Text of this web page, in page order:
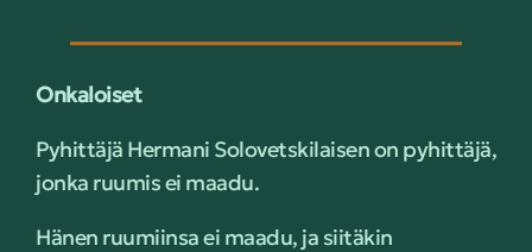
Onkaloiset
Pyhittäjä Hermani Solovetskilaisen on pyhittäjä,
jonka ruumis ei maadu.
Hänen ruumiinsa ei maadu, ja siitäkin